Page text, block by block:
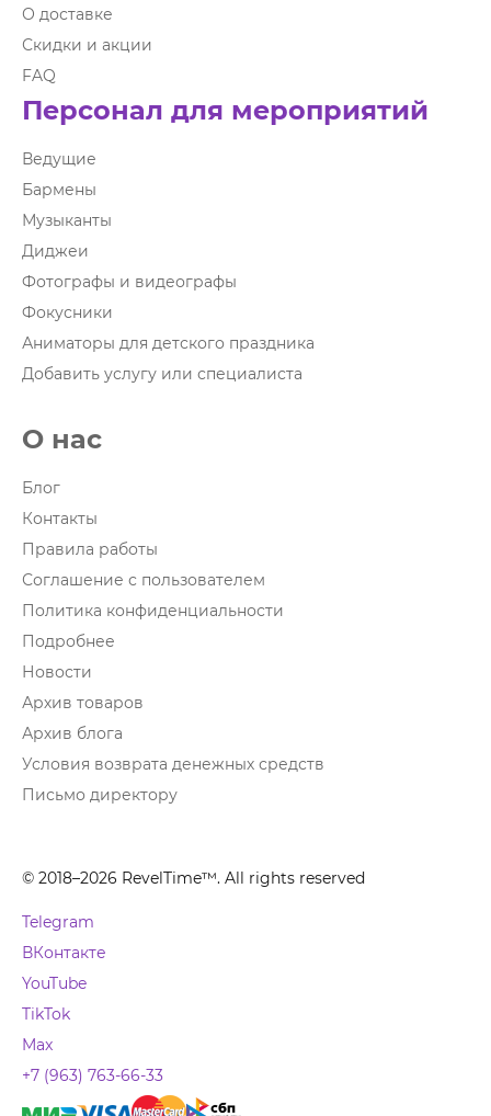
О доставке
Скидки и акции
FAQ
Персонал для мероприятий
Ведущие
Бармены
Музыканты
Диджеи
Фотографы и видеографы
Фокусники
Аниматоры для детского праздника
Добавить услугу или специалиста
О нас
Блог
Контакты
Правила работы
Соглашение с пользователем
Политика конфиденциальности
Подробнее
Новости
Архив товаров
Архив блога
Условия возврата денежных средств
Письмо директору
© 2018–2026 RevelTime™. All rights reserved
Telegram
ВКонтакте
YouTube
TikTok
Max
+7 (963) 763-66-33